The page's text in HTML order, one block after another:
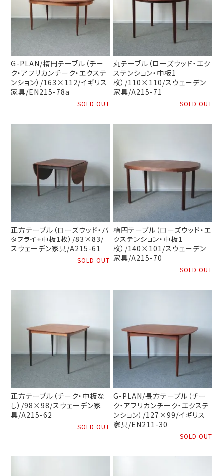
G-PLAN/楕円テーブル（チー
ク・アフリカンチーク・エクステ
ンション）/163×112/イギリス
家具/EN215-78a
SOLD OUT
丸テーブル（ローズウッド・エク
ステンション・中板1
枚）/110×110/スウェーデン
家具/A215-71
SOLD OUT
正方テーブル（ローズウッド・バ
タフライ+中板1枚）/83×83/
スウェーデン家具/A215-61
SOLD OUT
楕円テーブル（ローズウッド・エ
クステンション・中板1
枚）/140×101/スウェーデン
家具/A215-70
SOLD OUT
正方テーブル（チーク・中板な
し）/98×98/スウェーデン家
具/A215-62
SOLD OUT
G-PLAN/長方テーブル（チー
ク・アフリカンチーク・エクステ
ンション）/127×99/イギリス
家具/EN211-30
SOLD OUT